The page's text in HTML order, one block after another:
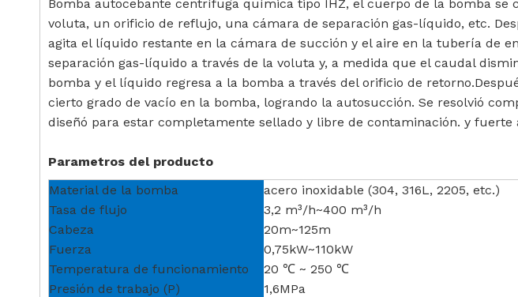
Bomba autocebante centrífuga química tipo IHZ, el cuerpo de la bomba
voluta, un orificio de reflujo, una cámara de separación gas-líquido, etc.
agita el líquido restante en la cámara de succión y el aire en la tubería de
separación gas-líquido a través de la voluta y, a medida que el caudal
bomba y el líquido regresa a la bomba a través del orificio de
cierto grado de vacío en la bomba, logrando la autosucción. Se resolvió
diseñó para estar completamente sellado y libre de contaminación. y fuerte
Parametros del producto
Material de la bomba
acero inoxidable (304, 316L, 2205, etc.)
Tasa de flujo
3,2 m³/h~400 m³/h
Cabeza
20m~125m
Fuerza
0,75kW~110kW
Temperatura de funcionamiento
20 ℃ ~ 250 ℃
Presión de trabajo (P)
1,6MPa